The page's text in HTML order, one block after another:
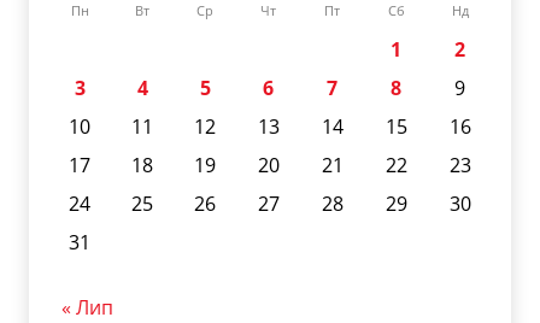
Пн Вт Ср Чт Пт Сб Нд
1
2
3
4 5 6 7 8
9
10
11 12 13 14 15
16
17
18 19 20 21 22
23
24
25 26 27 28 29
30
31
« Лип